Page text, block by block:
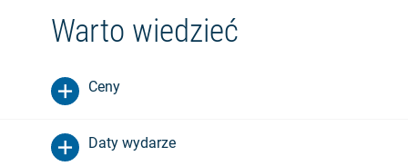
Warto wiedzieć
Ceny
Daty wydarze